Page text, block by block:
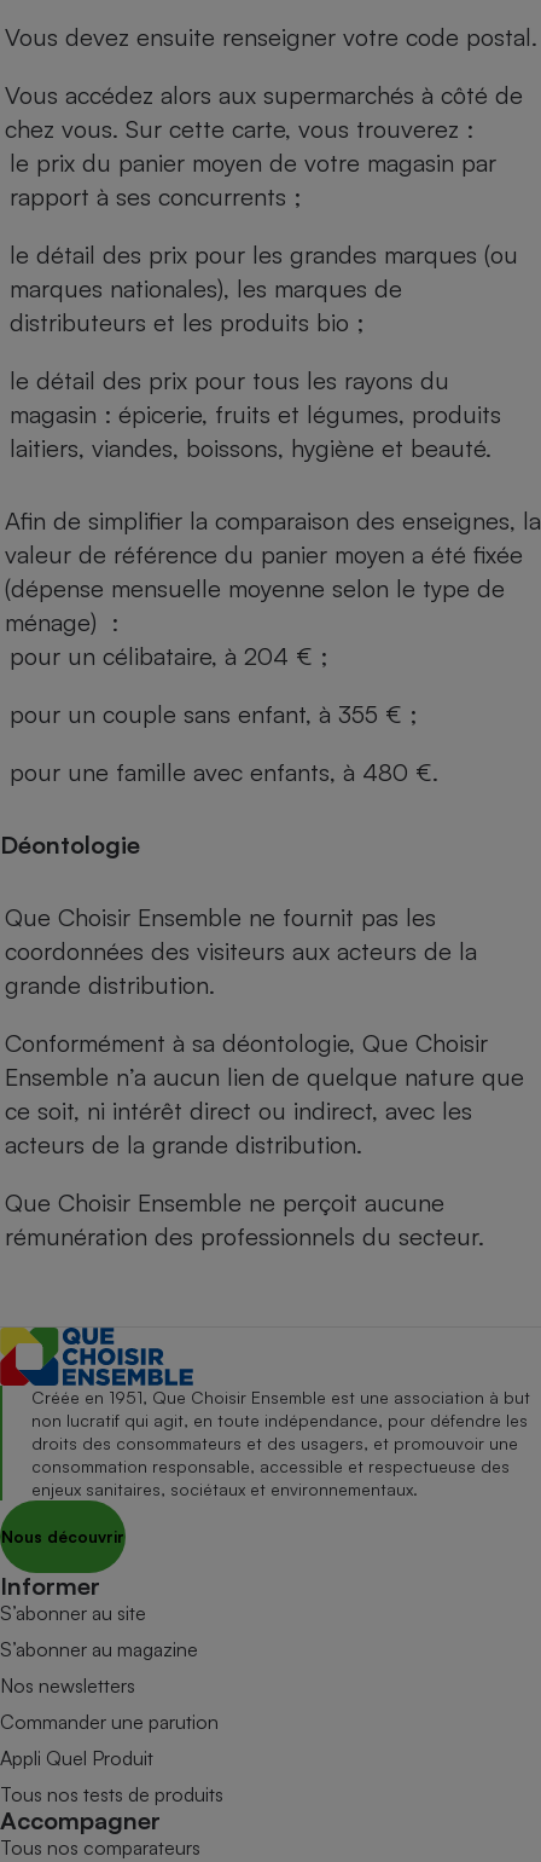
Vous devez ensuite renseigner votre code postal.
Vous accédez alors aux supermarchés à côté de
chez vous. Sur cette carte, vous trouverez :
le prix du panier moyen de votre magasin par
rapport à ses concurrents ;
le détail des prix pour les grandes marques (ou
marques nationales), les marques de
distributeurs et les produits bio ;
le détail des prix pour tous les rayons du
magasin : épicerie, fruits et légumes, produits
laitiers, viandes, boissons, hygiène et beauté.
Afin de simplifier la comparaison des enseignes, la
valeur de référence du panier moyen a été fixée
(dépense mensuelle moyenne selon le type de
ménage) :
pour un célibataire, à 204 € ;
pour un couple sans enfant, à 355 € ;
pour une famille avec enfants, à 480 €.
Déontologie
Que Choisir Ensemble ne fournit pas les
coordonnées des visiteurs aux acteurs de la
grande distribution.
Conformément à sa déontologie, Que Choisir
Ensemble n’a aucun lien de quelque nature que
ce soit, ni intérêt direct ou indirect, avec les
acteurs de la grande distribution.
Que Choisir Ensemble ne perçoit aucune
rémunération des professionnels du secteur.
Créée en 1951, Que Choisir Ensemble est une association à but
non lucratif qui agit, en toute indépendance, pour défendre les
droits des consommateurs et des usagers, et promouvoir une
consommation responsable, accessible et respectueuse des
enjeux sanitaires, sociétaux et environnementaux.
Nous découvrir
Informer
S’abonner au site
S’abonner au magazine
Nos newsletters
Commander une parution
Appli Quel Produit
Tous nos tests de produits
Accompagner
Tous nos comparateurs